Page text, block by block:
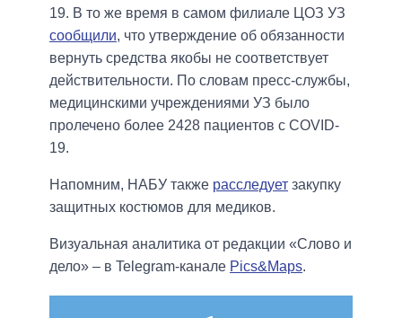
19. В то же время в самом филиале ЦОЗ УЗ
сообщили, что утверждение об обязанности
вернуть средства якобы не соответствует
действительности. По словам пресс-службы,
медицинскими учреждениями УЗ было
пролечено более 2428 пациентов с COVID-
19.
Напомним, НАБУ также расследует закупку
защитных костюмов для медиков.
Визуальная аналитика от редакции «Слово и
дело» – в Telegram-канале Pics&Maps.